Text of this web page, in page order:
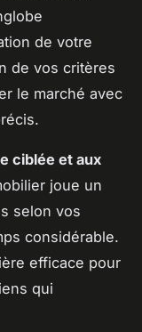
de votre
de vos critères
le marché avec
ciblée et aux
joue un
selon vos
considérable.
efficace pour
qui